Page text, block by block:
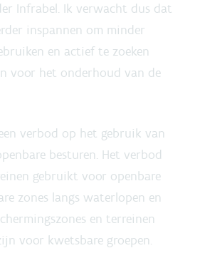
Infrabel. Ik verwacht dus dat
inspannen om minder
en actief te zoeken
voor het onderhoud van de
verbod op het gebruik van
besturen. Het verbod
gebruikt voor openbare
zones langs waterlopen en
en terreinen
voor kwetsbare groepen.